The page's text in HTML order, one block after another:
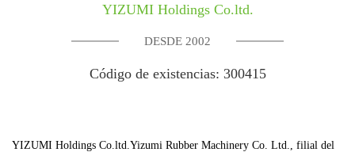
YIZUMI Holdings Co.ltd.
DESDE 2002
Código de existencias: 300415
YIZUMI Holdings Co.ltd.Yizumi Rubber Machinery Co. Ltd., filial del